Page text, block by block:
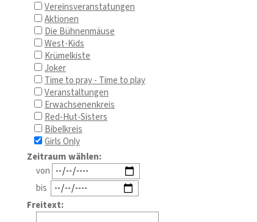
Vereinsveranstatungen
Aktionen
Die Bühnenmäuse
West-Kids
Krümelkiste
Joker
Time to pray - Time to play
Veranstaltungen
Erwachsenenkreis
Red-Hut-Sisters
Bibelkreis
Girls Only
Zeitraum wählen:
von
bis
Freitext: